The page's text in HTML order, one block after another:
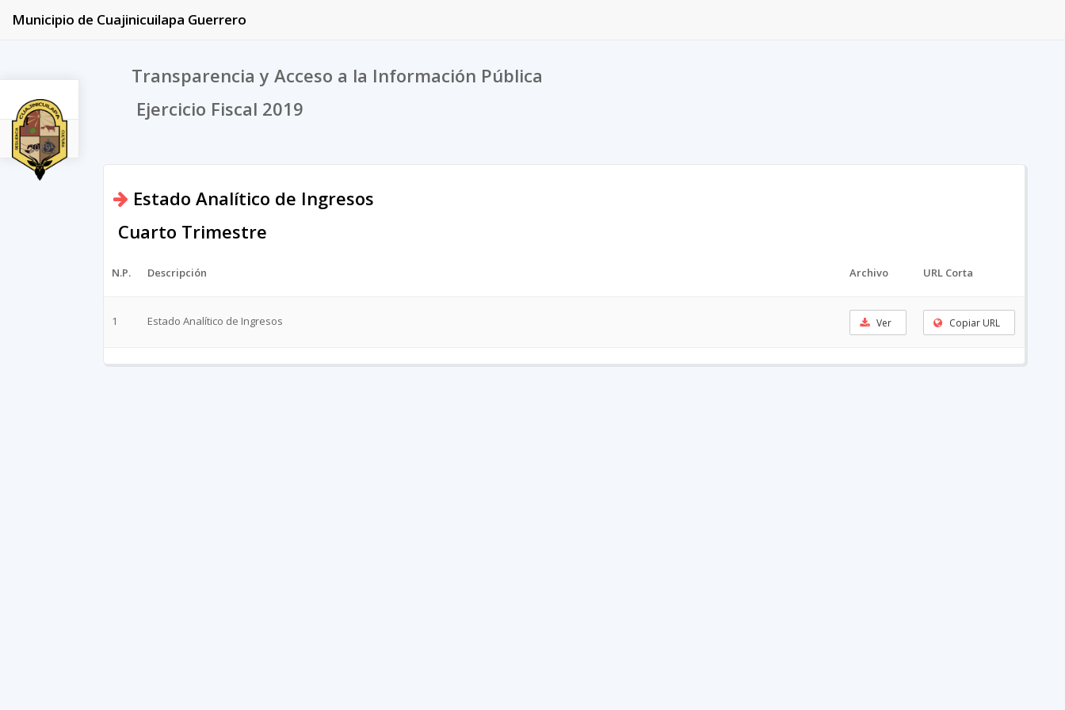
2019
Municipio de Cuajinicuilapa Guerrero
Transparencia y Acceso a la Información Pública
Ejercicio Fiscal 2019
Estado Analítico de Ingresos
Cuarto Trimestre
N.P. Descripción Archivo URL Corta
1 Estado Analítico de Ingresos Ver Copiar URL